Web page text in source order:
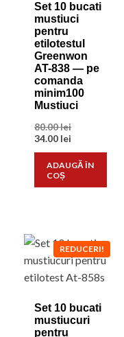
Set 10 bucati
mustiuci
pentru
etilotestul
Greenwon
AT-838 — pe
comanda
minim100
Mustiuci
80.00leiPrețul
fost:
34.00 lei
este:
ADAUGĂ ÎN
COȘ
REDUCERI!
Set 10 bucati
mustiucuri
pentru